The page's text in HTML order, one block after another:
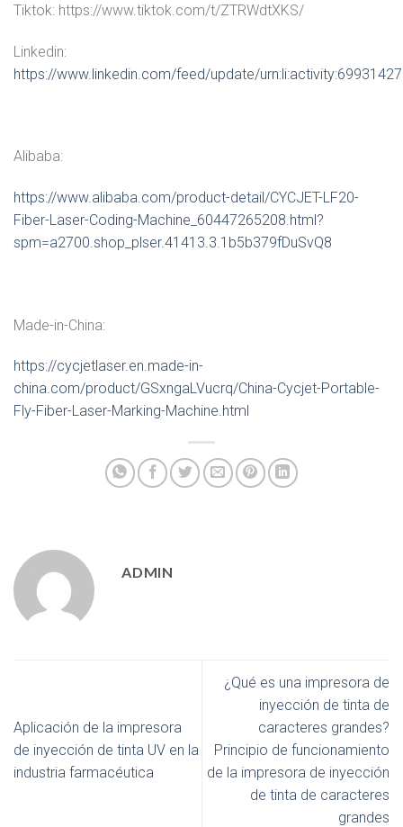
Tiktok: https://www.tiktok.com/t/ZTRWdtXKS/
Linkedin:
https://www.linkedin.com/feed/update/
Alibaba:
https://www.alibaba.com/product-detail/CYCJET-LF20-
Fiber-Laser-Coding-Machine_60447265208.html?
spm=a2700.shop_plser.41413.3.1b5b379fDuSvQ8
Made-in-China:
https://cycjetlaser.en.made-in-
china.com/product/GSxngaLVucrq/China-Cycjet-Portable-
Fly-Fiber-Laser-Marking-Machine.html
ADMIN
Aplicación de la impresora
de inyección de tinta UV en la
industria farmacéutica
¿Qué es una impresora de
inyección de tinta de
caracteres grandes?
Principio de funcionamiento
de la impresora de inyección
de tinta de caracteres
grandes